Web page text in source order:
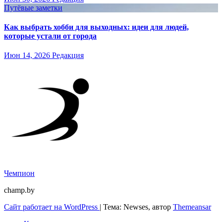
Путёвые заметки
Как выбрать хобби для выходных: идеи для людей,
которые устали от города
Июн 14, 2026 Редакция
Чемпион
champ.by
Сайт работает на WordPress | Тема: Newses, автор Themeansar